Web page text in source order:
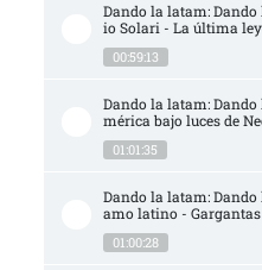
Dando la latam:
io Solari - La última
00:59:13
Dando la latam:
mérica bajo luces de
01:01:35
Dando la latam: Dando
amo latino -
01:00:28